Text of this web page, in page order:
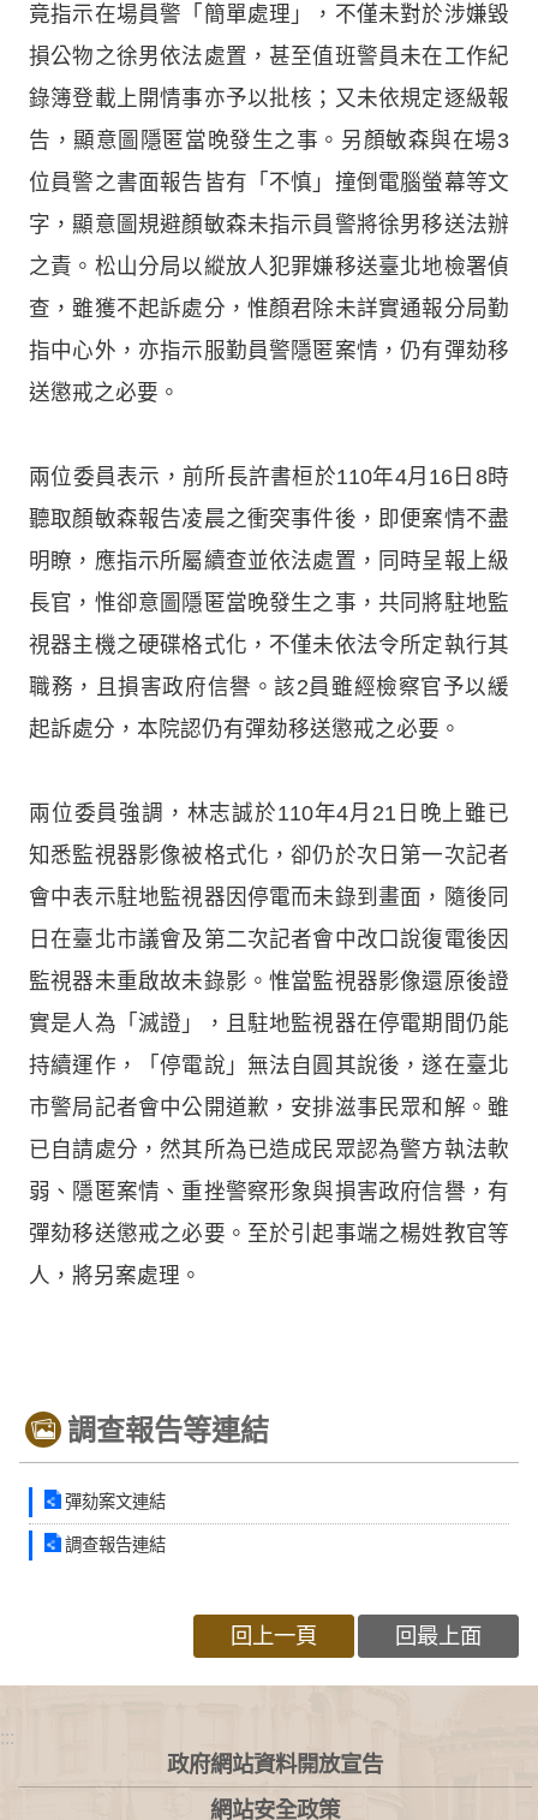
竟指示在場員警「簡單處理」，不僅未對於涉嫌毀
損公物之徐男依法處置，甚至值班警員未在工作紀
錄簿登載上開情事亦予以批核；又未依規定逐級報
告，顯意圖隱匿當晚發生之事。另顏敏森與在場3
位員警之書面報告皆有「不慎」撞倒電腦螢幕等文
字，顯意圖規避顏敏森未指示員警將徐男移送法辦
之責。松山分局以縱放人犯罪嫌移送臺北地檢署偵
查，雖獲不起訴處分，惟顏君除未詳實通報分局勤
指中心外，亦指示服勤員警隱匿案情，仍有彈劾移
送懲戒之必要。
兩位委員表示，前所長許書桓於110年4月16日8時
聽取顏敏森報告凌晨之衝突事件後，即便案情不盡
明瞭，應指示所屬續查並依法處置，同時呈報上級
長官，惟卻意圖隱匿當晚發生之事，共同將駐地監
視器主機之硬碟格式化，不僅未依法令所定執行其
職務，且損害政府信譽。該2員雖經檢察官予以緩
起訴處分，本院認仍有彈劾移送懲戒之必要。
兩位委員強調，林志誠於110年4月21日晚上雖已
知悉監視器影像被格式化，卻仍於次日第一次記者
會中表示駐地監視器因停電而未錄到畫面，隨後同
日在臺北市議會及第二次記者會中改口說復電後因
監視器未重啟故未錄影。惟當監視器影像還原後證
實是人為「滅證」，且駐地監視器在停電期間仍能
持續運作，「停電說」無法自圓其說後，遂在臺北
市警局記者會中公開道歉，安排滋事民眾和解。雖
已自請處分，然其所為已造成民眾認為警方執法軟
弱、隱匿案情、重挫警察形象與損害政府信譽，有
彈劾移送懲戒之必要。至於引起事端之楊姓教官等
人，將另案處理。
調查報告等連結
彈劾案文連結
調查報告連結
回上一頁 回最上面
:::
政府網站資料開放宣告
網站安全政策